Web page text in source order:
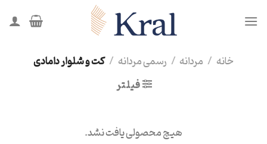
خانه / مردانه / رسمی مردانه /کت و شلوار دامادی
فیلتر
هیچ محصولی یافت نشد.